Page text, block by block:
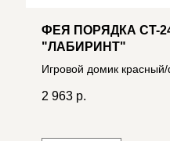
ФЕЯ ПОРЯДКА CT-
"ЛАБИРИНТ"
Игровой домик красный/
(CT-251) 4606400034476
2 963 р.